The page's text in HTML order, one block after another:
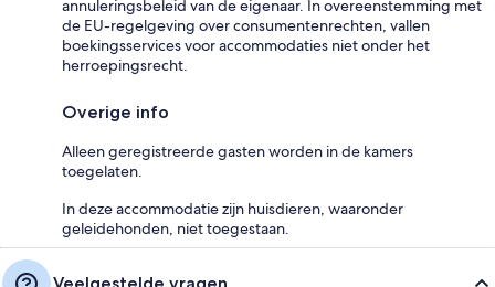
annuleringsbeleid van de eigenaar. In overeenstemming met
de EU-regelgeving over consumentenrechten, vallen
boekingsservices voor accommodaties niet onder het
herroepingsrecht.
Overige info
Alleen geregistreerde gasten worden in de kamers
toegelaten.
In deze accommodatie zijn huisdieren, waaronder
geleidehonden, niet toegestaan.
Veelgestelde vragen